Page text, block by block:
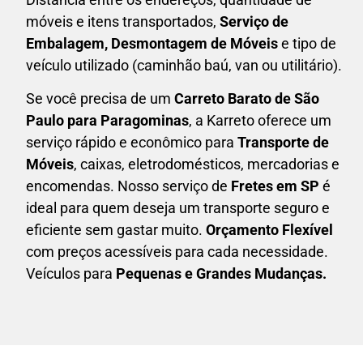
móveis e itens transportados, Serviço de
Embalagem, Desmontagem de Móveise tipo de
veículo utilizado (caminhão baú, van ou utilitário).
Se você precisa de um Carreto Baratode São
Paulo para Paragominas, a Karreto oferece um
serviço rápido e econômico para Transporte de
Móveis, caixas, eletrodomésticos, mercadorias e
encomendas. Nosso serviço de Fretes em SP é
ideal para quem deseja um transporte seguro e
eficiente sem gastar muito. Orçamento Flexível
com preços acessíveis para cada necessidade.
Veículos para Pequenas e Grandes Mudanças.